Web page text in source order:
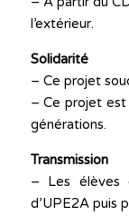
l’extérieur.
Solidarité
– Ce projet
– Ce projet est
générations.
Transmission
– Les élèves
d’UPE2A puis